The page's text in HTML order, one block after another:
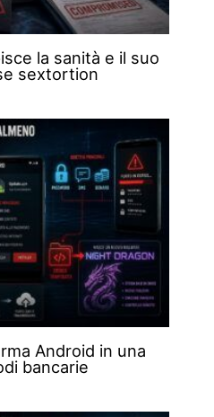
la sanità e il suo
sextortion
Android in una
bancarie